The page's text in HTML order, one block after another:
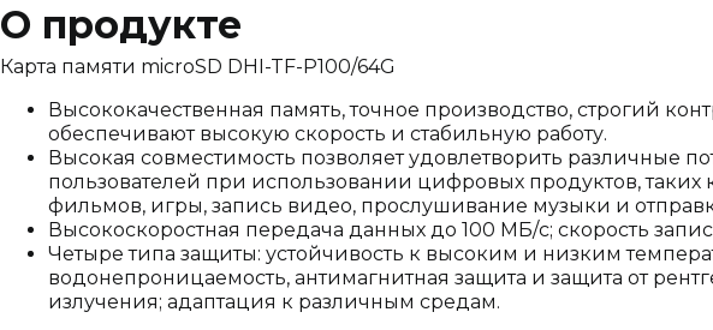
О продукте
Карта памяти microSD DHI-TF-P100/64G
Высококачественная память, точное производство, строгий
обеспечивают высокую скорость и стабильную работу.
Высокая совместимость позволяет удовлетворить различные
пользователей при использовании цифровых продуктов, таких
фильмов, игры, запись видео, прослушивание музыки и
Высокоскоростная передача данных до 100 МБ/с; скорость
Четыре типа защиты: устойчивость к высоким и низким
водонепроницаемость, антимагнитная защита и защита от
излучения; адаптация к различным средам.